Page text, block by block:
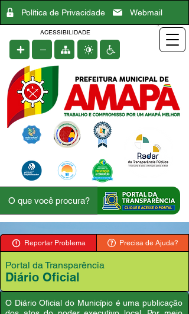
Política de Privacidade Webmail
ACESSIBILIDADE
Reportar Problema Precisa de Ajuda?
Portal da Transparência
Diário Oficial
O Diário Oficial do Município é uma publicação